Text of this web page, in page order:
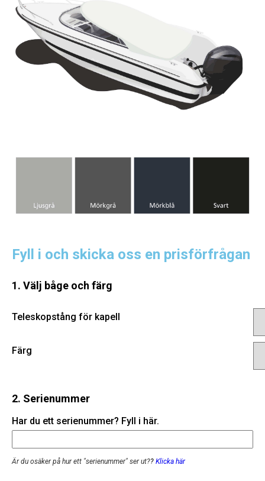
Fyll i och skicka oss en prisförfrågan
1. Välj båge och färg
Teleskopstång för kapell
Färg
2. Serienummer
Har du ett serienummer? Fyll i här.
Är du osäker på hur ett "serienummer" ser ut?? Klicka här